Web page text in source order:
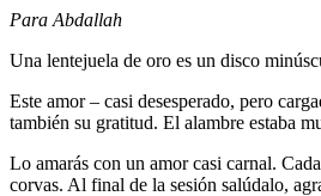
Para Abdallah
Una lentejuela de oro es un disco
Este amor – casi desesperado, pero
también su gratitud. El alambre estaba
Lo amarás con un amor casi carnal.
corvas. Al final de la sesión salúdalo,